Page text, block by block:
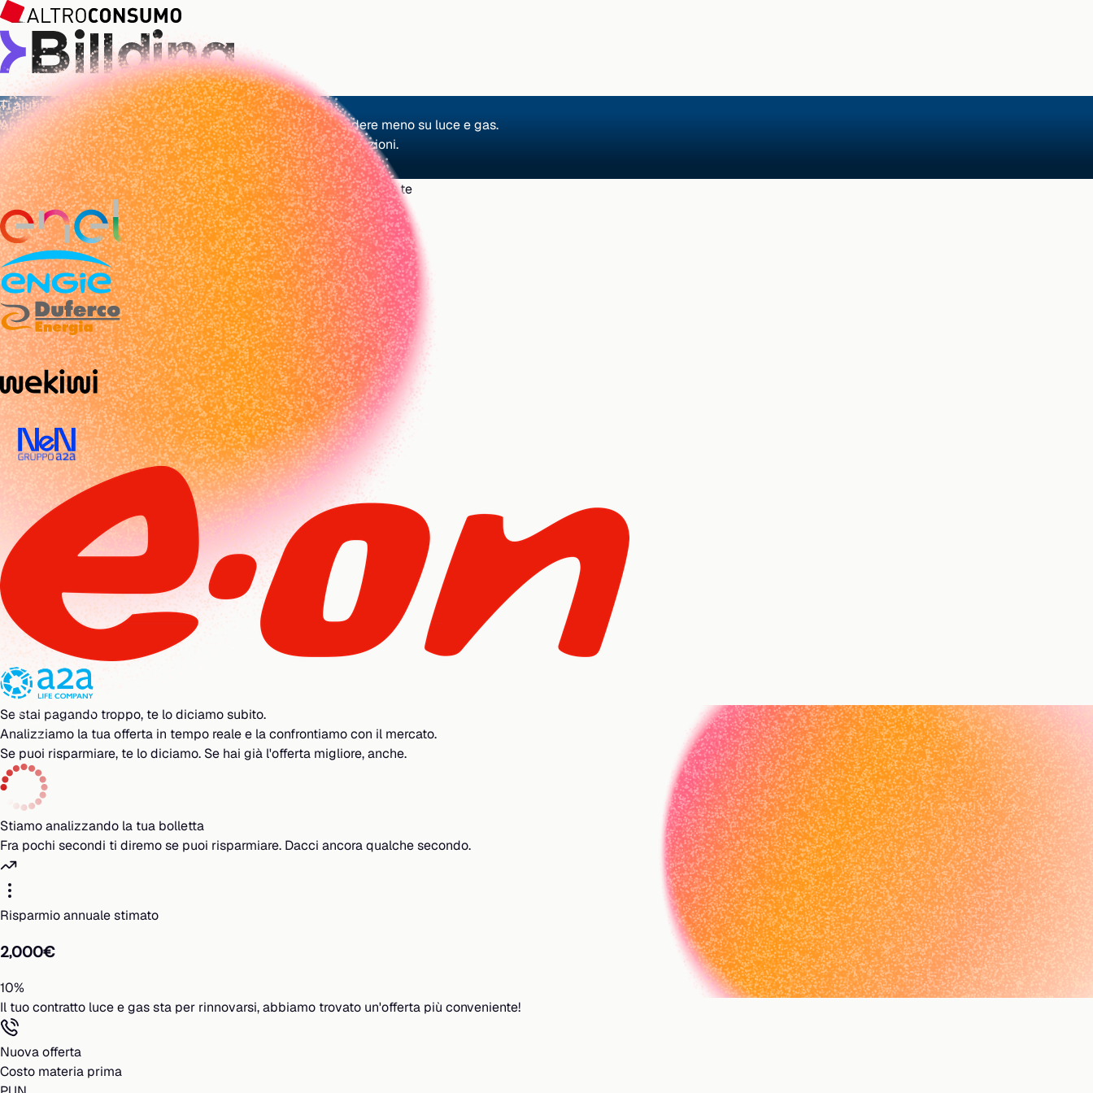
Ti aiutiamo a risparmiare sulle bollette della tua azienda.
Analizziamo la tua bolletta e ti diciamo subito se puoi spendere meno su luce e gas.
Se vuoi, facciamo il cambio per te, senza costi e senza interruzioni.
ANALIZZA LA BOLLETTA
Solo lemigliori offertedeimigliori fornitori, pensate su misura per te
Se stai pagando troppo, te lo diciamo subito.
Analizziamo la tua offerta in tempo reale e la confrontiamo con il mercato.
Se puoi risparmiare, te lo diciamo. Se hai già l'offerta migliore, anche.
Stiamo analizzando la tua bolletta
Fra pochi secondi ti diremo se puoi risparmiare. Dacci ancora qualche secondo.
Risparmio annuale stimato
2,000€
10%
Il tuo contratto luce e gas sta per rinnovarsi, abbiamo trovato un'offerta più conveniente!
Nuova offerta
Costo materia prima